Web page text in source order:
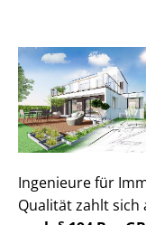
Ingenieure für
Qualität zahlt sich